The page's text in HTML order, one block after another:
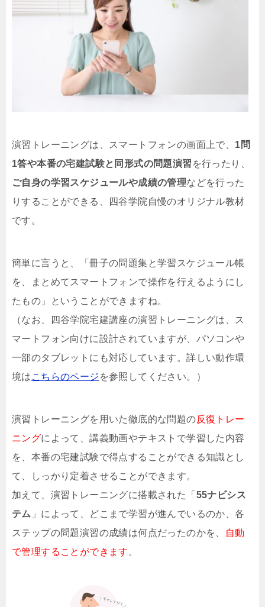
演習トレーニングは、スマートフォンの画面上で、 1問
1答や本番の宅建試験と同形式の問題演習 を行ったり、
ご自身の学習スケジュールや成績の管理などを行った
りすることができる、四谷学院自慢のオリジナル教材
です。
簡単に言うと、「冊子の問題集と学習スケジュール帳
を、まとめてスマートフォンで操作を行えるようにし
たもの」ということができますね。
（なお、四谷学院宅建講座の演習トレーニングは、ス
マートフォン向けに設計されていますが、パソコンや
一部のタブレットにも対応しています。詳しい動作環
境は こちらのページ を参照してください。）
演習トレーニングを用いた徹底的な問題の反復トレー
ニングによって、講義動画やテキストで学習した内容
を、本番の宅建試験で得点することができる知識とし
て、しっかり定着させることができます。
加えて、演習トレーニングに搭載された「 55ナビシス
テム 」によって、どこまで学習が進んでいるのか、各
ステップの問題演習の成績は何点だったのかを、
自動
で管理することができます 。